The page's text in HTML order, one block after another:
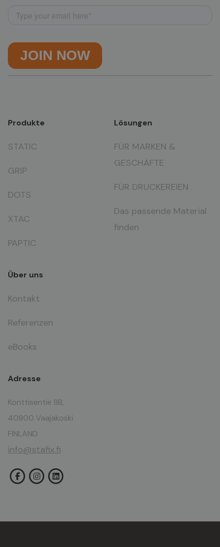
Produkte
STATIC
GRIP
DOTS
XTAC
PAPTIC
Lösungen
FÜR MARKEN &
GESCHÄFTE
FÜR DRUCKEREIEN
Das passende Material
finden
Über uns
Kontakt
Referenzen
eBooks
Adresse
Konttisentie 8B,
40800 Vaajakoski
FINLAND
info@stafix.fi